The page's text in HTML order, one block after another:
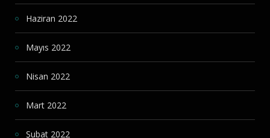
Haziran 2022
Mayıs 2022
Nisan 2022
Mart 2022
Şubat 2022